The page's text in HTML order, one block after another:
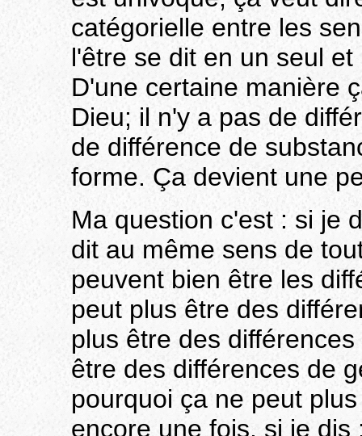
catégorielle entre les
l'être se dit en un seul
D'une certaine manière
Dieu; il n'y a pas de
de différence de
forme. Ça devient une
Ma question c'est : si je
dit au même sens de
peuvent bien être les
peut plus être des
plus être des
être des différences de
pourquoi ça ne peut
encore une fois, si je